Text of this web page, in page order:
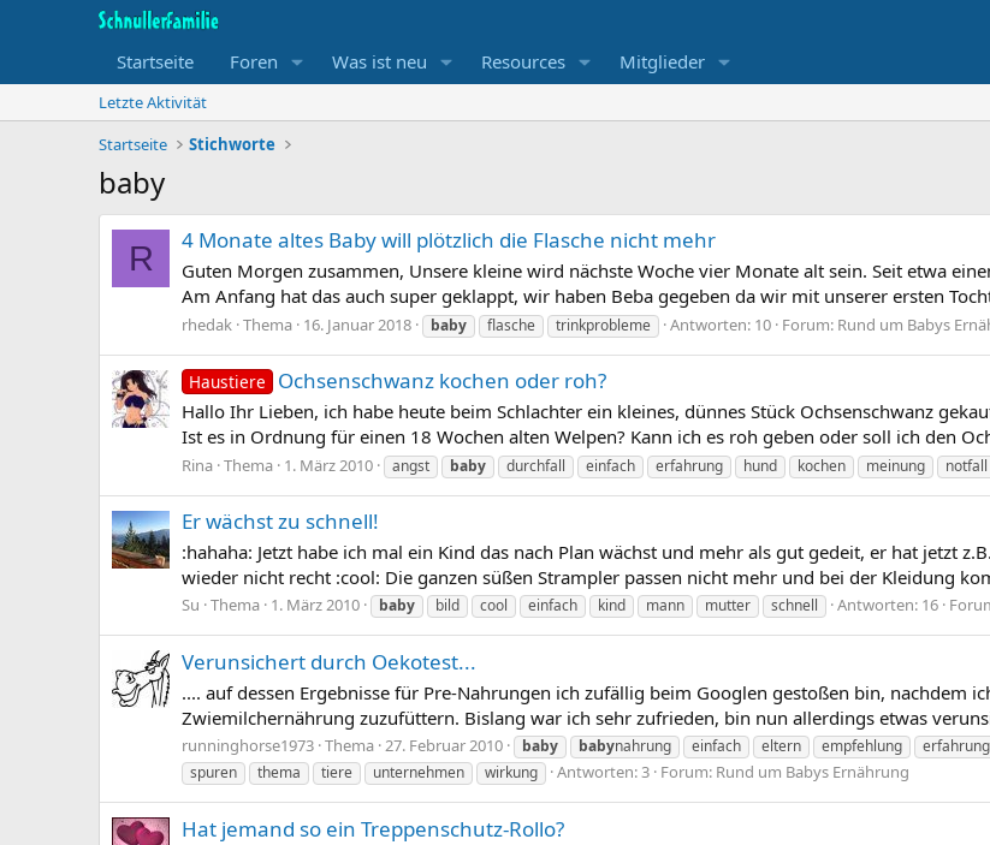
Startseite Foren Was ist neu Resources Mitglieder
Letzte Aktivität
Startseite
Stichworte
baby
R 4 Monate altes Baby will plötzlich die Flasche nicht mehr
Guten Morgen zusammen, Unsere kleine wird nächste Woche vier Monate alt sein. Seit etwa
Am Anfang hat das auch super geklappt, wir haben Beba gegeben da wir mit unserer ersten
rhedak Thema 16. Januar 2018 baby flasche trinkprobleme Antworten: 10 Forum: Rund um Babys
Haustiere Ochsenschwanz kochen oder roh?
Hallo Ihr Lieben, ich habe heute beim Schlachter ein kleines, dünnes Stück Ochsenschwanz
Ist es in Ordnung für einen 18 Wochen alten Welpen? Kann ich es roh geben oder soll ich den
Rina Thema 1. März 2010 angst baby durchfall einfach erfahrung hund kochen meinung notfall
Er wächst zu schnell!
:hahaha: Jetzt habe ich mal ein Kind das nach Plan wächst und mehr als gut gedeit, er hat jetzt
wieder nicht recht :cool: Die ganzen süßen Strampler passen nicht mehr und bei der Kleidung
Su Thema 1. März 2010 baby bild cool einfach kind mann mutter schnell Antworten: 16
Verunsichert durch Oekotest...
.... auf dessen Ergebnisse für Pre-Nahrungen ich zufällig beim Googlen gestoßen bin, nachdem
Zwiemilchernährung zuzufüttern. Bislang war ich sehr zufrieden, bin nun allerdings etwas
runninghorse1973 Thema 27. Februar 2010 baby babynahrung einfach eltern empfehlung erfahrung
spuren
thema tiere unternehmen wirkung Antworten: 3 Forum: Rund um Babys Ernährung
Hat jemand so ein Treppenschutz-Rollo?